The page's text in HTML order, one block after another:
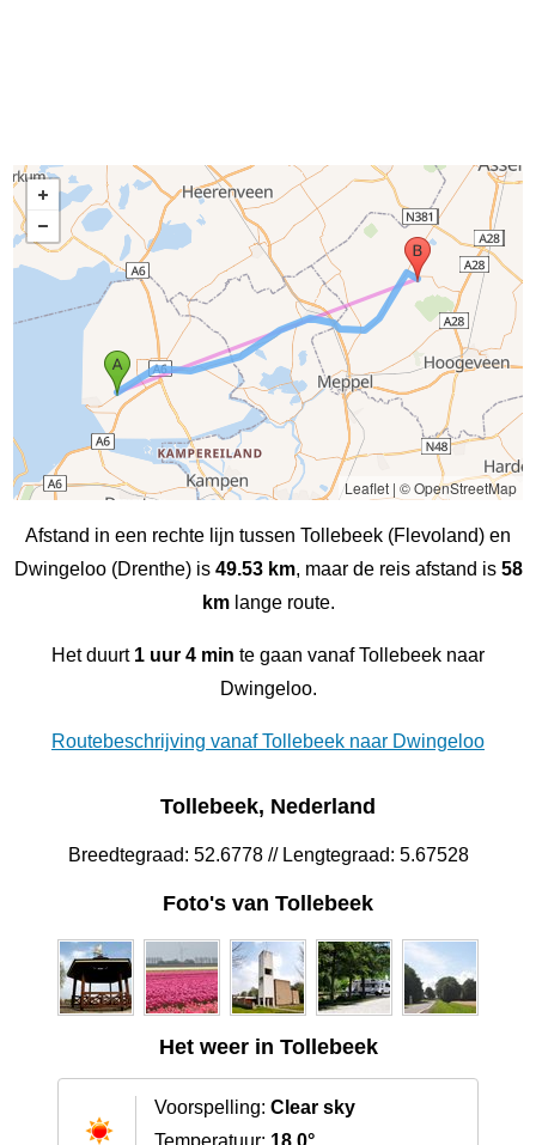
Leaflet| © OpenStreetMap
Afstand in een rechte lijn tussen Tollebeek (Flevoland) en
Dwingeloo (Drenthe) is 49.53 km, maar de reis afstand is 58
kmlange route.
Het duurt 1 uur 4 min te gaan vanaf Tollebeek naar
Dwingeloo.
Routebeschrijving vanaf Tollebeek naar Dwingeloo
Tollebeek, Nederland
Breedtegraad: 52.6778 // Lengtegraad: 5.67528
Foto's van Tollebeek
Het weer in Tollebeek
Voorspelling: Clear sky